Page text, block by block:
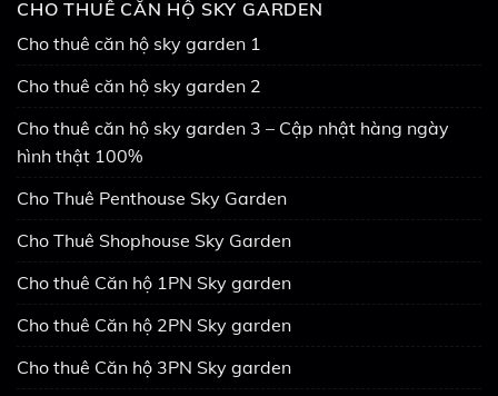
CHO THUÊ CĂN HỘ SKY GARDEN
Cho thuê căn hộ sky garden 1
Cho thuê căn hộ sky garden 2
Cho thuê căn hộ sky garden 3 – Cập nhật hàng ngày
hình thật 100%
Cho Thuê Penthouse Sky Garden
Cho Thuê Shophouse Sky Garden
Cho thuê Căn hộ 1PN Sky garden
Cho thuê Căn hộ 2PN Sky garden
Cho thuê Căn hộ 3PN Sky garden